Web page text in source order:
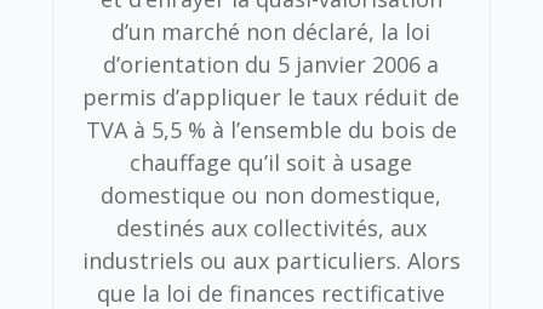
d’un marché non déclaré, la loi
d’orientation du 5 janvier 2006 a
permis d’appliquer le taux réduit de
TVA à 5,5 % à l’ensemble du bois de
chauffage qu’il soit à usage
domestique ou non domestique,
destinés aux collectivités, aux
industriels ou aux particuliers. Alors
que la loi de finances rectificative